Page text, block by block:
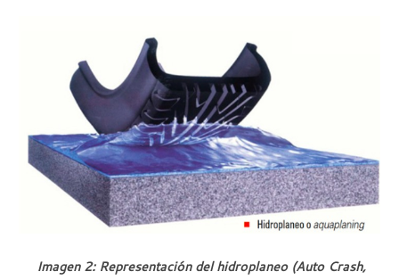
Imagen 2: Representación del hidroplaneo (Auto Crash,